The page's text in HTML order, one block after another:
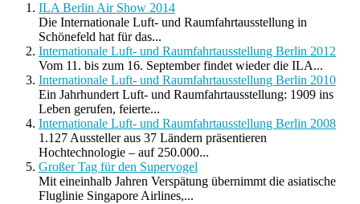
ILA Berlin Air Show 2014
Die Internationale Luft- und Raumfahrtausstellung in
Schönefeld hat für das...
Internationale Luft- und Raumfahrtausstellung Berlin 2012
Vom 11. bis zum 16. September findet wieder die ILA...
Internationale Luft- und Raumfahrtausstellung Berlin 2010
Ein Jahrhundert Luft- und Raumfahrtausstellung: 1909 ins
Leben gerufen, feierte...
Internationale Luft- und Raumfahrtausstellung Berlin 2008
1.127 Aussteller aus 37 Ländern präsentieren
Hochtechnologie – auf 250.000...
Großer Tag für den Supervogel
Mit eineinhalb Jahren Verspätung übernimmt die asiatische
Fluglinie Singapore Airlines,...